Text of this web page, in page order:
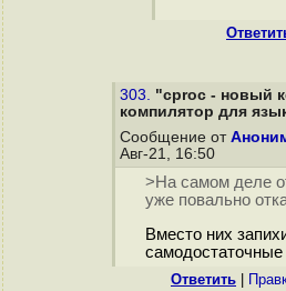
303. "cproc - новый
компилятор для
Сообщение от
Авг-21, 16:50
>На самом деле
уже повально
Вместо них
самодостаточные
Ответить